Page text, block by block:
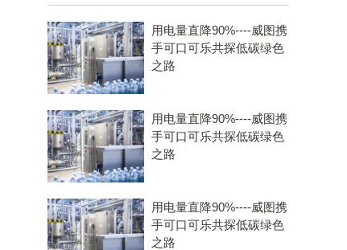
用电量直降90%----威图携
手可口可乐共探低碳绿色
之路
用电量直降90%----威图携
手可口可乐共探低碳绿色
之路
用电量直降90%----威图携
手可口可乐共探低碳绿色
之路